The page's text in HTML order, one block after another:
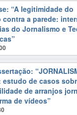
“A legitimidade do
contra a parede:
do Jornalismo e
estudo de casos
de arranjos
de vídeos”